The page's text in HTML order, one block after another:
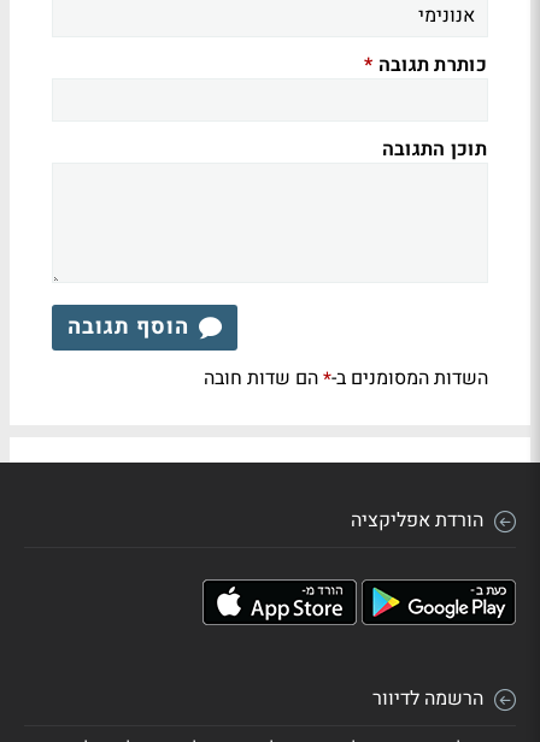
כותרת תגובה *
תוכן התגובה
הוסף תגובה
השדות המסומנים ב-*הם שדות חובה
הורדת אפליקציה
הרשמה לדיוור